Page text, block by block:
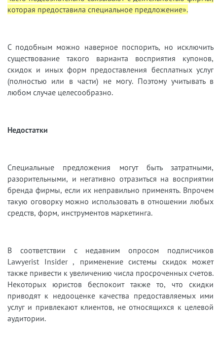
которая предоставила специальное предложение».
С подобным можно наверное поспорить, но исключить
существование такого варианта восприятия купонов,
скидок и иных форм предоставления бесплатных услуг
(полностью или в части) не могу. Поэтому учитывать в
любом случае целесообразно.
Недостатки
Специальные предложения могут быть затратными,
разорительными, и негативно отразиться на восприятии
бренда фирмы, если их неправильно применять. Впрочем
такую оговорку можно использовать в отношении любых
средств, форм, инструментов маркетинга.
В соответствии с недавним опросом подписчиков
Lawyerist Insider , применение системы скидок может
также привести к увеличению числа просроченных счетов.
Некоторых юристов беспокоит также то, что скидки
приводят к недооценке качества предоставляемых ими
услуг и привлекают клиентов, не относящихся к целевой
аудитории.